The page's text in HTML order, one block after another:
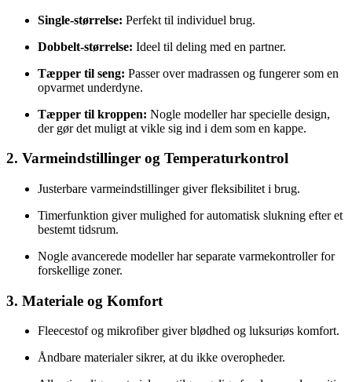
Single-størrelse: Perfekt til individuel brug.
Dobbelt-størrelse: Ideel til deling med en partner.
Tæpper til seng: Passer over madrassen og fungerer som en
opvarmet underdyne.
Tæpper til kroppen: Nogle modeller har specielle design,
der gør det muligt at vikle sig ind i dem som en kappe.
2. Varmeindstillinger og Temperaturkontrol
Justerbare varmeindstillinger giver fleksibilitet i brug.
Timerfunktion giver mulighed for automatisk slukning efter et
bestemt tidsrum.
Nogle avancerede modeller har separate varmekontroller for
forskellige zoner.
3. Materiale og Komfort
Fleecestof og mikrofiber giver blødhed og luksuriøs komfort.
Åndbare materialer sikrer, at du ikke overopheder.